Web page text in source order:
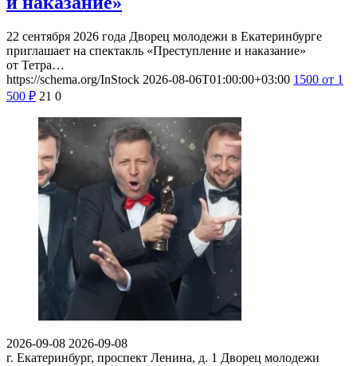
22 сентября 2026 года Дворец молодежи в Екатеринбурге
приглашает на спектакль «Преступление и наказание»
от Тетра…
https://schema.org/InStock 2026-08-06T01:00:00+03:00 1500 от 1
500 ₽ 21 0
2026-09-08 2026-09-08
г. Екатеринбург, проспект Ленина, д. 1 Дворец молодежи